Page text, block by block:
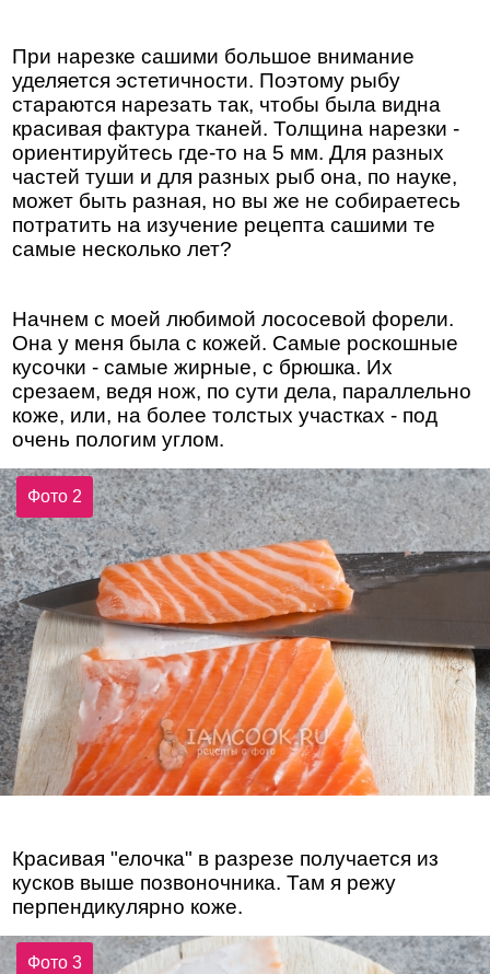
При нарезке сашими большое внимание
уделяется эстетичности. Поэтому рыбу
стараются нарезать так, чтобы была видна
красивая фактура тканей. Толщина нарезки -
ориентируйтесь где-то на 5 мм. Для разных
частей туши и для разных рыб она, по науке,
может быть разная, но вы же не собираетесь
потратить на изучение рецепта сашими те
самые несколько лет?
Начнем с моей любимой лососевой форели.
Она у меня была с кожей. Самые роскошные
кусочки - самые жирные, с брюшка. Их
срезаем, ведя нож, по сути дела, параллельно
коже, или, на более толстых участках - под
очень пологим углом.
Фото 2
Красивая "елочка" в разрезе получается из
кусков выше позвоночника. Там я режу
перпендикулярно коже.
Фото 3